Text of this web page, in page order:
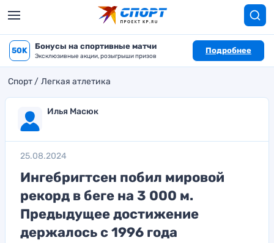
50K Бонусы на спортивные матчи
Эксклюзивные акции, розыгрыши призов
Подробнее
Спорт Легкая атлетика
Илья Масюк
25.08.2024
Ингебригтсен побил мировой
рекорд в беге на 3 000 м.
Предыдущее достижение
держалось с 1996 года